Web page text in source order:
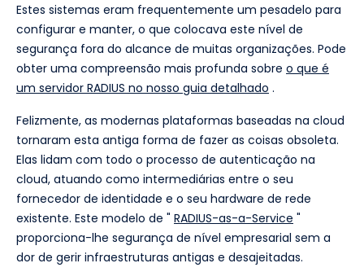
Estes sistemas eram frequentemente um pesadelo para
configurar e manter, o que colocava este nível de
segurança fora do alcance de muitas organizações. Pode
obter uma compreensão mais profunda sobre o que é
um servidor RADIUS no nosso guia detalhado .
Felizmente, as modernas plataformas baseadas na cloud
tornaram esta antiga forma de fazer as coisas obsoleta.
Elas lidam com todo o processo de autenticação na
cloud, atuando como intermediárias entre o seu
fornecedor de identidade e o seu hardware de rede
existente. Este modelo de " RADIUS-as-a-Service "
proporciona-lhe segurança de nível empresarial sem a
dor de gerir infraestruturas antigas e desajeitadas.